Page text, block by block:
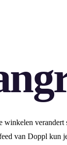
winkelen verandert
van Doppl kun